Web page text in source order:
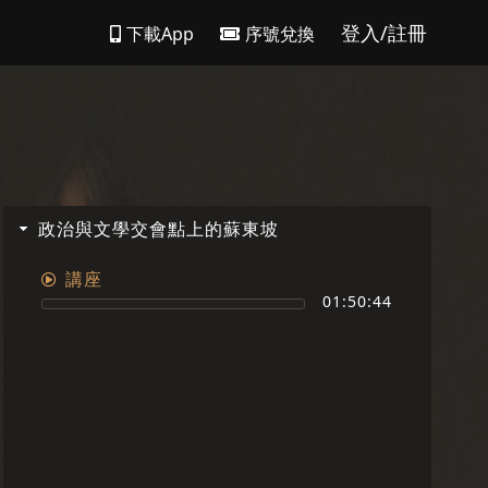
下載App 序號兌換 登入/註冊
政治與文學交會點上的蘇東坡
講座
01:50:44